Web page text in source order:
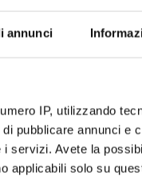
annunci
IP, utilizzando
pubblicare annunci e
servizi. Avete la
applicabili solo su